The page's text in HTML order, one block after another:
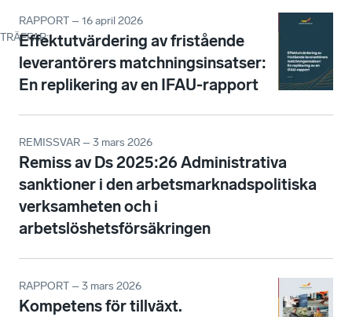
TRÄFFAR:
RAPPORT – 16 april 2026
Effektutvärdering av fristående
leverantörers matchningsinsatser:
En replikering av en IFAU-rapport
REMISSVAR – 3 mars 2026
Remiss av Ds 2025:26 Administrativa
sanktioner i den arbetsmarknadspolitiska
verksamheten och i
arbetslöshetsförsäkringen
RAPPORT – 3 mars 2026
Kompetens för tillväxt.